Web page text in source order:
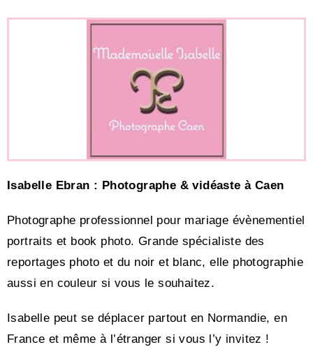
Isabelle Ebran : Photographe & vidéaste à Caen
Photographe professionnel pour mariage évènementiel
portraits et book photo. Grande spécialiste des
reportages photo et du noir et blanc, elle photographie
aussi en couleur si vous le souhaitez.
Isabelle peut se déplacer partout en Normandie, en
France et même à l’étranger si vous l’y invitez !